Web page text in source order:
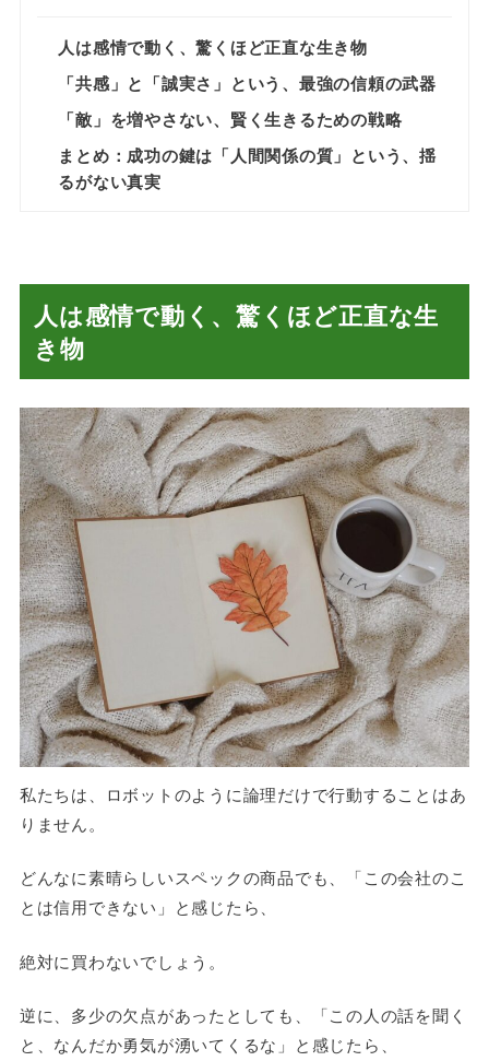
人は感情で動く、驚くほど正直な生き物
「共感」と「誠実さ」という、最強の信頼の武器
「敵」を増やさない、賢く生きるための戦略
まとめ：成功の鍵は「人間関係の質」という、揺
るがない真実
人は感情で動く、驚くほど正直な生
き物
私たちは、ロボットのように論理だけで行動することはあ
りません。
どんなに素晴らしいスペックの商品でも、「この会社のこ
とは信用できない」と感じたら、
絶対に買わないでしょう。
逆に、多少の欠点があったとしても、「この人の話を聞く
と、なんだか勇気が湧いてくるな」と感じたら、